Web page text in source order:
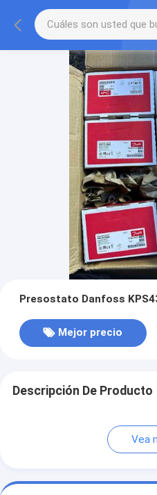
Presostato Danfoss
Mejor precio
Descripción De Producto
Vea